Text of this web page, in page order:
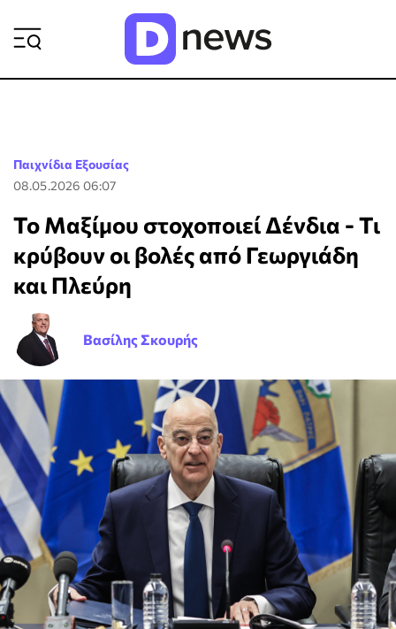
Παιχνίδια Εξουσίας
08.05.2026 06:07
Το Μαξίμου στοχοποιεί Δένδια - Τι
κρύβουν οι βολές από Γεωργιάδη
και Πλεύρη
Βασίλης Σκουρής